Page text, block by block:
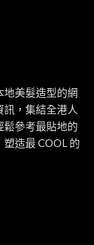
地美髮造型的網
，集結全港人
鬆參考最貼地的
造最 COOL 的